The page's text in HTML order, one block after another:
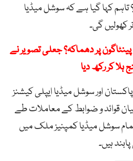
کہا گیا ہے کہ سوشل میڈیا
کھولیں گی۔
پر دھماکہ؟ جعلی تصویر نے
کر رکھ دیا
اور سوشل میڈیا ایپلی کیشنز
قوائد و ضوابط کے معاملات طے
سوشل میڈیا کمپنیز ملک میں
ہیں۔